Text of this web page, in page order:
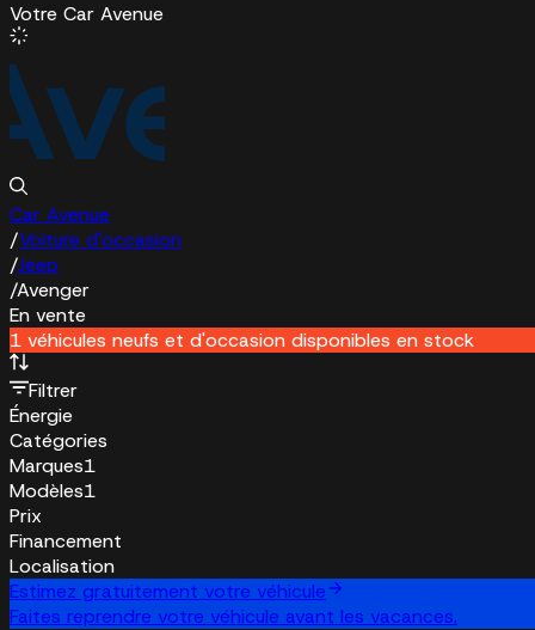
Votre Car Avenue
Car Avenue
/Voiture d'occasion
/Jeep
/Avenger
En vente
1 véhicules neufs et d'occasion disponibles en stock
Filtrer
Énergie
Catégories
Marques1
Modèles1
Prix
Financement
Localisation
Estimez gratuitement votre véhicule
Faites reprendre votre véhicule avant les vacances.